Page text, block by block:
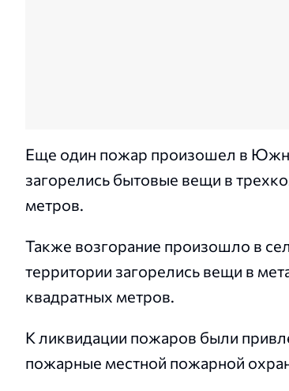
Еще один пожар произошел в
загорелись бытовые вещи в
метров.
Также возгорание произошло в
территории загорелись вещи в
квадратных метров.
К ликвидации пожаров были
пожарные местной пожарной